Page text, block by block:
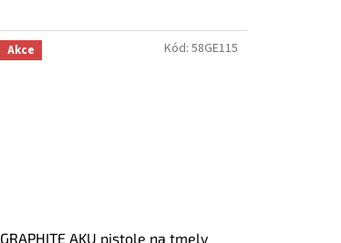
Akce
GRAPHITE AKU pistole na tmely
Kód: 58GE115